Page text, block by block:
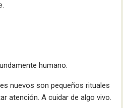
humano.
nuevos son pequeños rituales
atención. A cuidar de algo vivo.